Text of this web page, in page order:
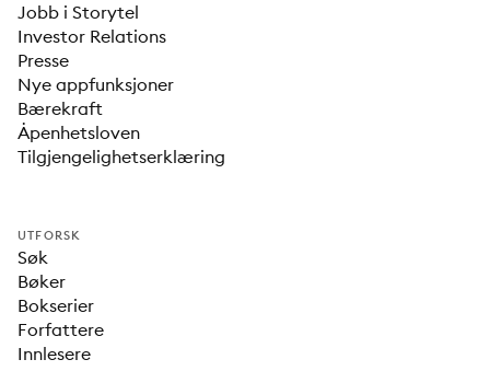
Jobb i Storytel
Investor Relations
Presse
Nye appfunksjoner
Bærekraft
Åpenhetsloven
Tilgjengelighetserklæring
UTFORSK
Søk
Bøker
Bokserier
Forfattere
Innlesere